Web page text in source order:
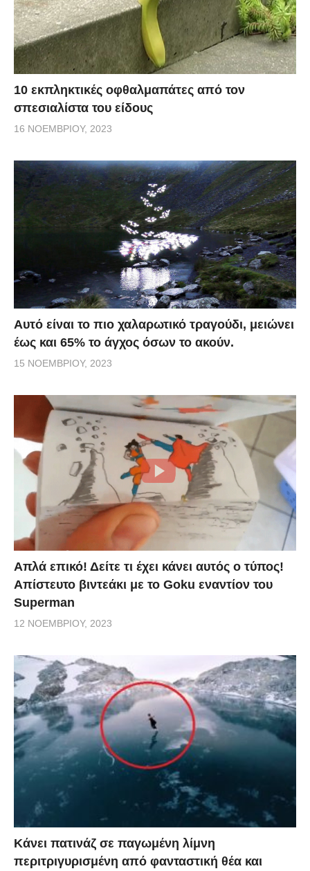
10 εκπληκτικές οφθαλμαπάτες από τον
σπεσιαλίστα του είδους
16 ΝΟΕΜΒΡΊΟΥ, 2023
Αυτό είναι το πιο χαλαρωτικό τραγούδι, μειώνει
έως και 65% το άγχος όσων το ακούν.
15 ΝΟΕΜΒΡΊΟΥ, 2023
Απλά επικό! Δείτε τι έχει κάνει αυτός ο τύπος!
Απίστευτο βιντεάκι με το Goku εναντίον του
Superman
12 ΝΟΕΜΒΡΊΟΥ, 2023
Κάνει πατινάζ σε παγωμένη λίμνη
περιτριγυρισμένη από φανταστική θέα και